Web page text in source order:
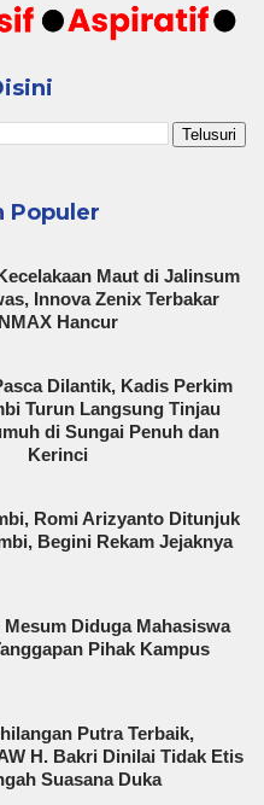
Populer
Maut di Jalinsum
Innova Zenix Terbakar
NMAX Hancur
Dilantik, Kadis Perkim
Turun Langsung Tinjau
di Sungai Penuh dan
Kerinci
Romi Arizyanto Ditunjuk
Begini Rekam Jejaknya
Diduga Mahasiswa
Pihak Kampus
Putra Terbaik,
H. Bakri Dinilai Tidak Etis
Suasana Duka